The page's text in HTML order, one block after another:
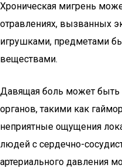
Хроническая мигрень
отравлениях, вызванных
игрушками, предметами
веществами.
Давящая боль может быть
органов, такими как
неприятные ощущения
людей с сердечно-
артериального давления